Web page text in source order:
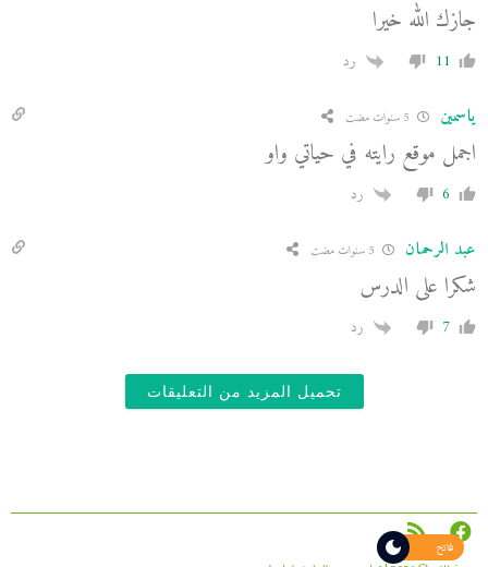
جازك الله خيرا
11 رد
ياسمين
اجمل موقع رايته في حياتي واو
6 رد
عبد الرحمان
شكرا على الدرس
7 رد
تحميل المزيد من التعليقات
فاتح